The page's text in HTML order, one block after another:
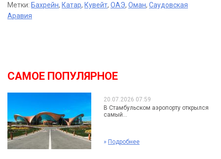
Метки: Бахрейн, Катар, Кувейт, ОАЭ, Оман, Саудовская
Аравия
САМОЕ ПОПУЛЯРНОЕ
20.07.2026 07:59
В Стамбульском аэропорту открылся
самый...
» Подробнее